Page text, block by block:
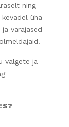
ning
üha
varajased
valgete ja